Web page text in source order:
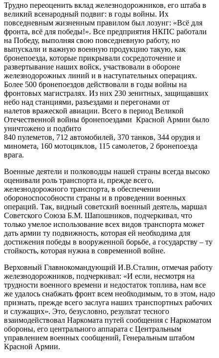
Трудно переоценить вклад железнодорожников, его штаба в
великий всенародный подвиг: в годы войны. Их
повседневным жизненным правилом был лозунг: «Всё для
фронта, всё для победы!». Все предприятия НКПС работали
на Победу, выполняя свою повседневную работу, но
выпускали и важную военную продукцию такую, как
бронепоезда, которые прикрывали сосредоточение и
развертывание наших войск, участвовали в обороне
железнодорожных линий и в наступательных операциях.
Более 500 бронепоездов действовали в годы войны на
фронтовых магистралях. Из них 230 зенитных, защищавших
небо над станциями, разъездами и перегонами от
налетов вражеской авиации. Всего в период Великой
Отечественной войны бронепоездами Красной Армии было
уничтожено и подбито
840 пулеметов, 712 автомобилей, 370 танков, 344 орудия и
миномета, 160 мотоциклов, 115 самолетов, 2 бронепоезда
врага.
Военные деятели и полководцы нашей страны всегда высоко
оценивали роль транспорта и, прежде всего,
железнодорожного транспорта, в обеспечении
обороноспособности страны и в проведении военных
операций. Так, видный советский военный деятель, маршал
Советского Союза Б.М. Шапошников, подчеркивал, что
только умелое использование всех видов транспорта может
дать армии ту подвижность, которая ей необходима для
достижения победы в вооруженной борьбе, а государству – ту
стойкость, которая нужна в современной войне.
Верховный Главнокомандующий И.В.Сталин, отмечая работу
железнодорожников, подчеркивал: «И если, несмотря на
трудности военного времени и недостаток топлива, нам все
же удалось снабжать фронт всем необходимым, то в этом, надо
признать, прежде всего заслуга наших транспортных рабочих
и служащих». Это, безусловно, результат тесного
взаимодействовал Наркомата путей сообщения с Наркоматом
обороны, его центрального аппарата с Центральным
управлением военных сообщений, Генеральным штабом
Красной Армии.